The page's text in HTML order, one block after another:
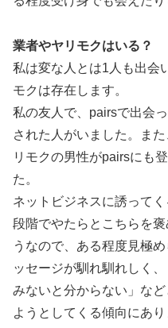
業者やヤリモクはいる？
私は変な人とは1人も出会
モクは存在します。
私の友人で、pairsで出会
された人がいました。ま
リモクの男性がpairsにも
た。
ネットビジネスに誘って
段階でやたらとこちらを
うなので、ある程度見極
ッセージが馴れ馴れしく
みないと分からない」な
ようとしてくる傾向にあり